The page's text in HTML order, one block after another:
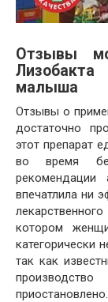
Отзывы
малыша
Отзывы о
достаточно
этот препарат
во время
впечатлила ни
котором
категорически
так как
приостановлено.